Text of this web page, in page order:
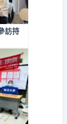
訪持